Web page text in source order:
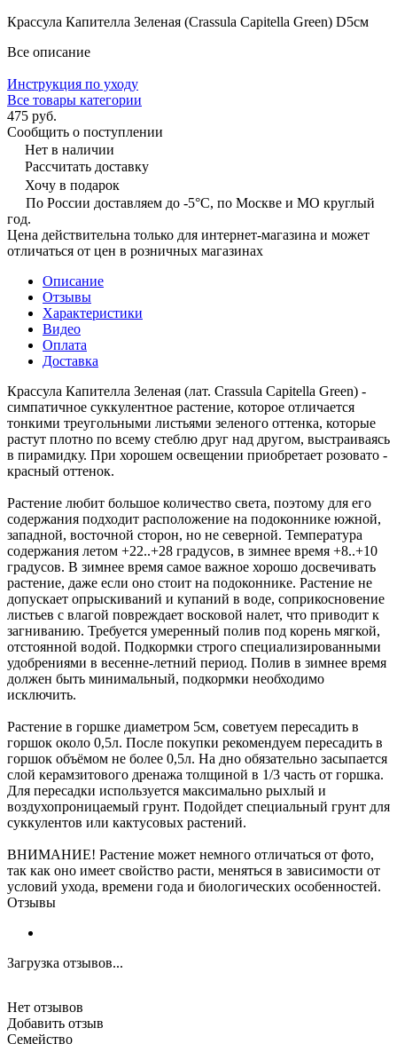
Крассула Капителла Зеленая (Crassula Capitella Green) D5см
Все описание
Инструкция по уходу
Все товары категории
475 руб.
Сообщить о поступлении
Нет в наличии
Рассчитать доставку
Хочу в подарок
По России доставляем до -5°C, по Москве и МО круглый
год.
Цена действительна только для интернет-магазина и может
отличаться от цен в розничных магазинах
Описание
Отзывы
Характеристики
Видео
Оплата
Доставка
Крассула Капителла Зеленая (лат. Crassula Capitella Green) -
симпатичное суккулентное растение, которое отличается
тонкими треугольными листьями зеленого оттенка, которые
растут плотно по всему стеблю друг над другом, выстраиваясь
в пирамидку. При хорошем освещении приобретает розовато -
красный оттенок.
Растение любит большое количество света, поэтому для его
содержания подходит расположение на подоконнике южной,
западной, восточной сторон, но не северной. Температура
содержания летом +22..+28 градусов, в зимнее время +8..+10
градусов. В зимнее время самое важное хорошо досвечивать
растение, даже если оно стоит на подоконнике. Растение не
допускает опрыскиваний и купаний в воде, соприкосновение
листьев с влагой повреждает восковой налет, что приводит к
загниванию. Требуется умеренный полив под корень мягкой,
отстоянной водой. Подкормки строго специализированными
удобрениями в весенне-летний период. Полив в зимнее время
должен быть минимальный, подкормки необходимо
исключить.
Растение в горшке диаметром 5см, советуем пересадить в
горшок около 0,5л. После покупки рекомендуем пересадить в
горшок объёмом не более 0,5л. На дно обязательно засыпается
слой керамзитового дренажа толщиной в 1/3 часть от горшка.
Для пересадки используется максимально рыхлый и
воздухопроницаемый грунт. Подойдет специальный грунт для
суккулентов или кактусовых растений.
ВНИМАНИЕ! Растение может немного отличаться от фото,
так как оно имеет свойство расти, меняться в зависимости от
условий ухода, времени года и биологических особенностей.
Отзывы
Загрузка отзывов...
Нет отзывов
Добавить отзыв
Семейство